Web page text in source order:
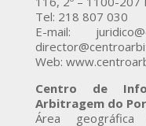
Tel: 218 807 030
E-mail:
Web:
Centro de
Arbitragem do
Área geográfica